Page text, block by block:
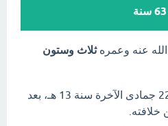
63 سنة
عنه وعمرهثلاث وستون
كانت وفاته في يوم الإثنين 22 جمادى الآخرة سنة 13 هـ، بعد
خلافته.